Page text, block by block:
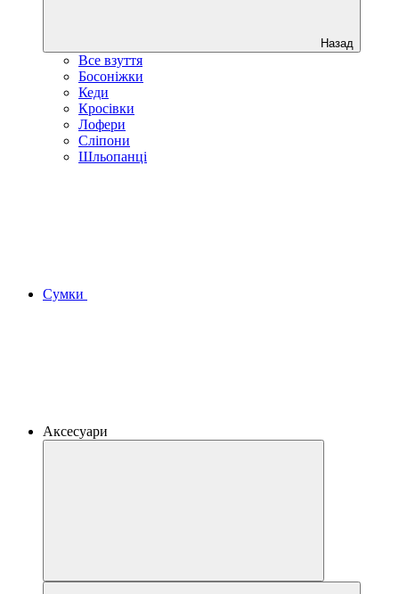
Назад
Все взуття
Босоніжки
Кеди
Кросівки
Лофери
Сліпони
Шльопанці
Сумки
Аксесуари